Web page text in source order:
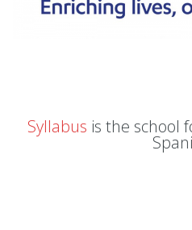
Syllabus is the school